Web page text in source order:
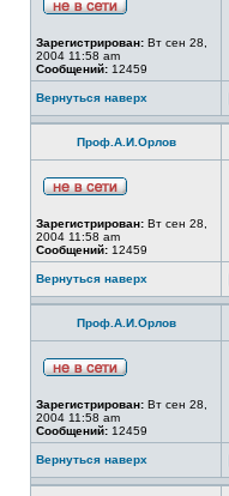
Зарегистрирован: Вт сен 28,
2004 11:58 am
Сообщений: 12459
Вернуться наверх
Проф.А.И.Орлов
Зарегистрирован: Вт сен 28,
2004 11:58 am
Сообщений: 12459
Вернуться наверх
Проф.А.И.Орлов
Зарегистрирован: Вт сен 28,
2004 11:58 am
Сообщений: 12459
Вернуться наверх